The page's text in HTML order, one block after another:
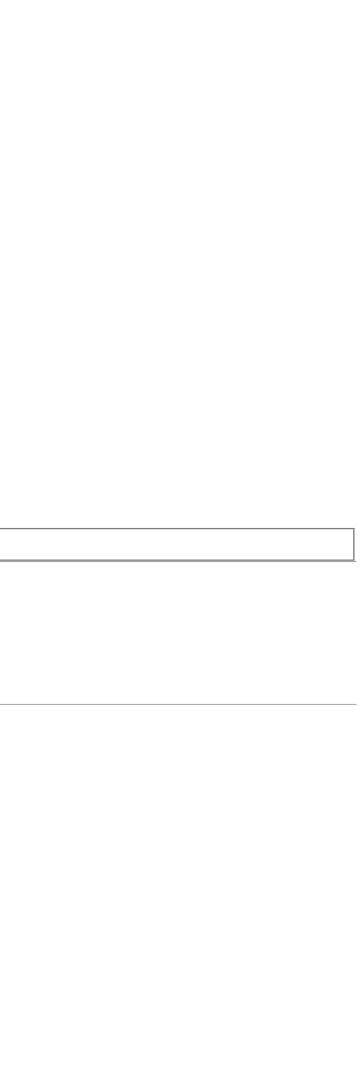
delle Colombe.
vista straordinaria sul Pizzo delle Colombe e sulle sue guglie:
ha isolato le numerose guglie rocciose.
gestione dei rifiuti. La gestione responsabile dei rifiuti in